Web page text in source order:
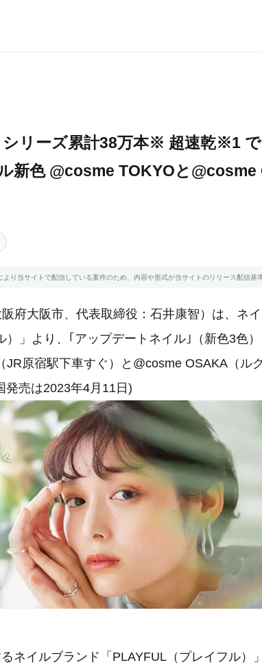
シリーズ累計38万本※ 超速乾※1 で
新色 @cosme TOKYOと
り当サイトで配信している案件のため、内容や形式が当サイトのリリース配信基
府大阪市、代表取締役：石井康智）は、ネ
）」より、｢アップデートネイル｣（新色3色
JR原宿駅下車すぐ）と@cosme OSAKA（ル
発売は2023年4月11日)
ネイルブランド「PLAYFUL（プレイフル）